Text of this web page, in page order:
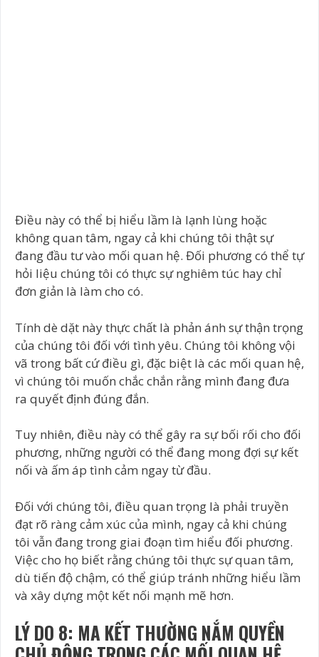
Điều này có thể bị hiểu lầm là lạnh lùng hoặc
không quan tâm, ngay cả khi chúng tôi thật sự
đang đầu tư vào mối quan hệ. Đối phương có thể tự
hỏi liệu chúng tôi có thực sự nghiêm túc hay chỉ
đơn giản là làm cho có.
Tính dè dặt này thực chất là phản ánh sự thận trọng
của chúng tôi đối với tình yêu. Chúng tôi không vội
vã trong bất cứ điều gì, đặc biệt là các mối quan hệ,
vì chúng tôi muốn chắc chắn rằng mình đang đưa
ra quyết định đúng đắn.
Tuy nhiên, điều này có thể gây ra sự bối rối cho đối
phương, những người có thể đang mong đợi sự kết
nối và ấm áp tình cảm ngay từ đầu.
Đối với chúng tôi, điều quan trọng là phải truyền
đạt rõ ràng cảm xúc của mình, ngay cả khi chúng
tôi vẫn đang trong giai đoạn tìm hiểu đối phương.
Việc cho họ biết rằng chúng tôi thực sự quan tâm,
dù tiến độ chậm, có thể giúp tránh những hiểu lầm
và xây dựng một kết nối mạnh mẽ hơn.
LÝ DO 8: MA KẾT THƯỜNG NẮM QUYỀN